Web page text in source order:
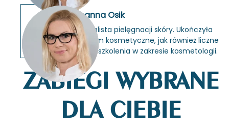
Joanna Osik
spe­cja­li­sta pie­lę­gna­cji skóry. Ukoń­czy­ła
stu­dium ko­sme­tycz­ne, jak rów­nież licz­ne
kursy i szko­le­nia w za­kre­sie ko­sme­to­lo­gii.
ZABIEGI WYBRANE
DLA CIEBIE